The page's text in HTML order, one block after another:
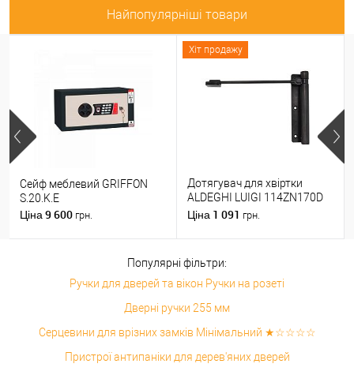
Найпопулярніші товари
Сейф меблевий GRIFFON
S.20.K.E
Ціна 9 600 грн.
Хіт продажу
Дотягувач для хвіртки
ALDEGHI LUIGI 114ZN170D
правий ZN чорний цинк
Ціна 1 091 грн.
Популярні фільтри:
Ручки для дверей та вікон Ручки на розеті
Дверні ручки 255 мм
Серцевини для врізних замків Мінімальний ★☆☆☆☆
Пристрої антипаніки для дерев'яних дверей